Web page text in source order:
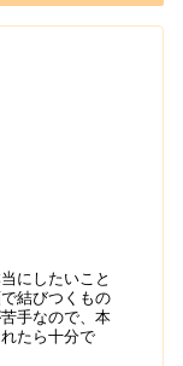
にしたいこと
結びつくもの
手なので、本
たら十分で